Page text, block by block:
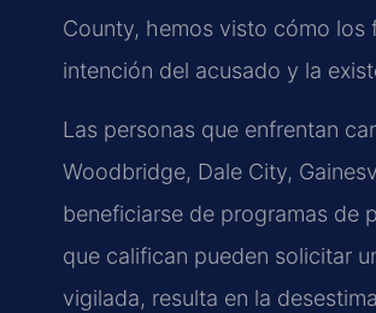
County, hemos visto cómo los
intención del acusado y la
Las personas que enfrentan
Woodbridge, Dale City,
beneficiarse de programas de
que califican pueden solicitar
vigilada, resulta en la